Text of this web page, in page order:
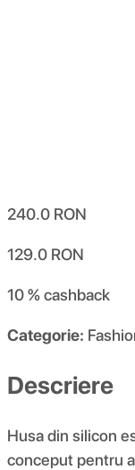
240.0 RON
129.0 RON
10 %cashback
Categorie:
Descriere
Husa din silicon
conceput pentru